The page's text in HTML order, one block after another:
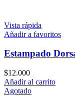
Vista rápida
Añadir a favoritos
Estampado
$12.000
Añadir al carrito
Agotado